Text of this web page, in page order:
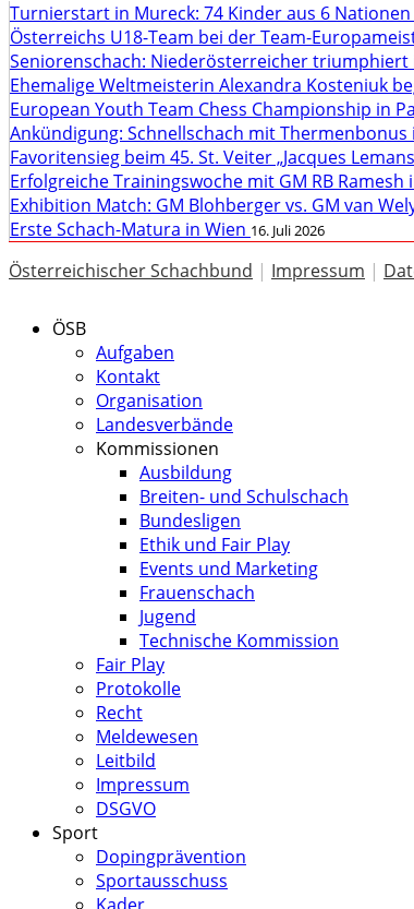
Turnierstart in Mureck: 74 Kinder aus 6
Österreichs U18-Team bei der Team-
Seniorenschach: Niederösterreicher
Ehemalige Weltmeisterin Alexandra Kosteniuk
European Youth Team Chess Championship in
Ankündigung: Schnellschach mit Thermenbonus
Favoritensieg beim 45. St. Veiter „Jacques
Erfolgreiche Trainingswoche mit GM RB Ramesh
Exhibition Match: GM Blohberger vs. GM van
Erste Schach-Matura in Wien 16. Juli 2026
Österreichischer Schachbund | Impressum |
ÖSB
Aufgaben
Kontakt
Organisation
Landesverbände
Kommissionen
Ausbildung
Breiten- und Schulschach
Bundesligen
Ethik und Fair Play
Events und Marketing
Frauenschach
Jugend
Technische Kommission
Fair Play
Protokolle
Recht
Meldewesen
Leitbild
Impressum
DSGVO
Sport
Dopingprävention
Sportausschuss